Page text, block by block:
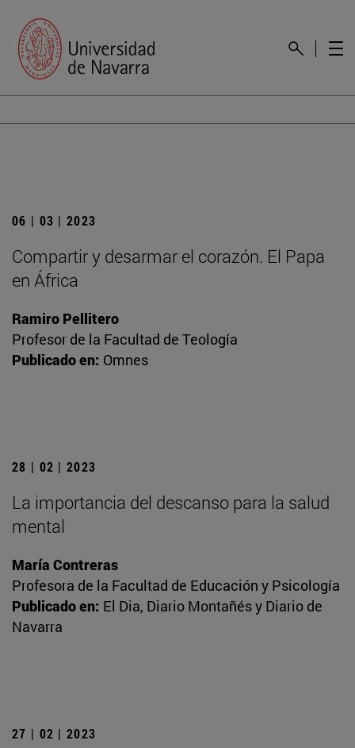
06 | 03 | 2023
Compartir y desarmar el corazón. El Papa
en África
Ramiro Pellitero
Profesor de la Facultad de Teología
Publicado en: Omnes
28 | 02 | 2023
La importancia del descanso para la salud
mental
María Contreras
Profesora de la Facultad de Educación y Psicología
Publicado en: El Dia, Diario Montañés y Diario de
Navarra
27 | 02 | 2023